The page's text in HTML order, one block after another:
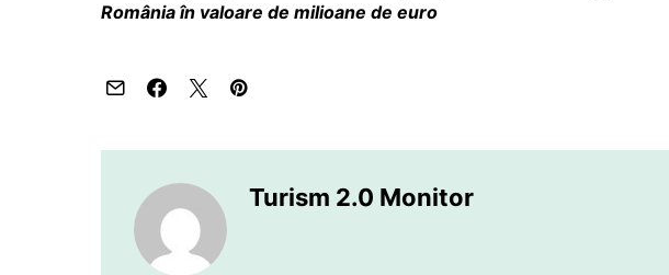
România în valoare de milioane de euro
Turism 2.0 Monitor